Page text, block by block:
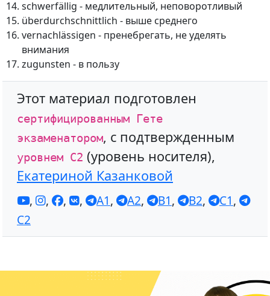
schwerfällig - медлительный, неповоротливый
überdurchschnittlich - выше среднего
vernachlässigen - пренебрегать, не уделять
внимания
zugunsten - в пользу
Этот материал подготовлен
сертифицированным Гете
экзаменатором, с подтвержденным
уровнем С2 (уровень носителя),
Екатериной Казанковой
, , , , A1, A2, B1, B2, C1,
C2